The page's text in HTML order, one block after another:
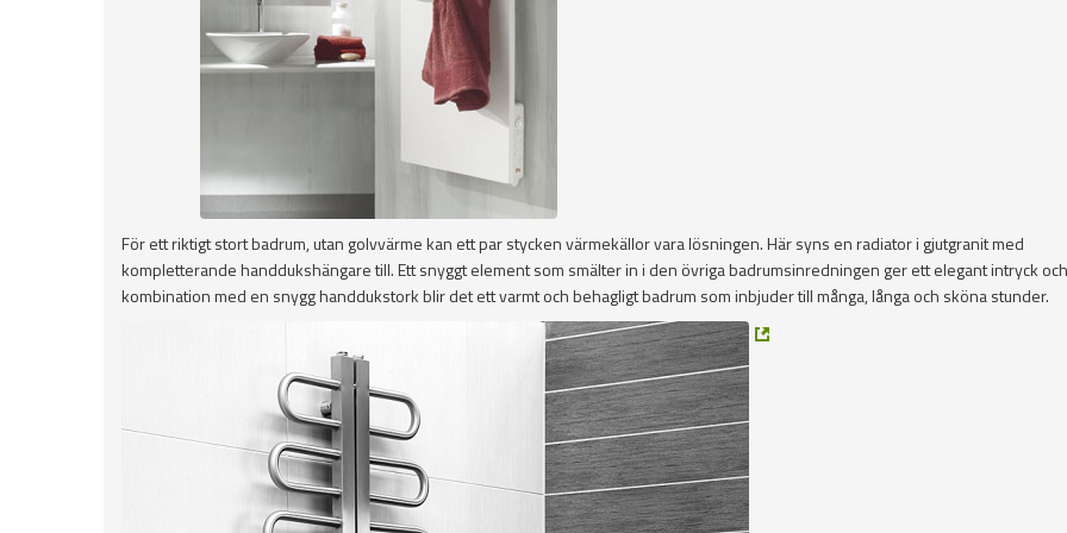
För ett riktigt stort badrum, utan golvvärme kan ett par stycken värmekällor vara lösningen. Här syns en radiator i gjutgranit med
kompletterande handdukshängare till. Ett snyggt element som smälter in i den övriga badrumsinredningen ger ett elegant intryck
kombination med en snygg handdukstork blir det ett varmt och behagligt badrum som inbjuder till många, långa och sköna stunder.